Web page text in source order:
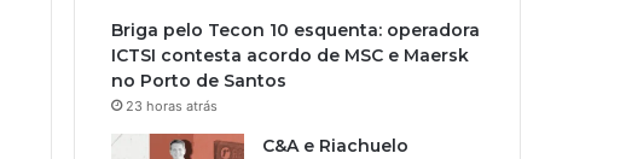
Briga pelo Tecon 10 esquenta: operadora
ICTSI contesta acordo de MSC e Maersk
no Porto de Santos
23 horas atrás
C&A e Riachuelo